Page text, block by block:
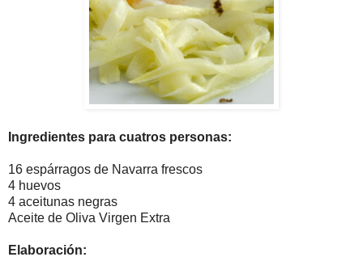
Ingredientes para cuatros personas:
16 espárragos de Navarra frescos
4 huevos
4 aceitunas negras
Aceite de Oliva Virgen Extra
Elaboración: